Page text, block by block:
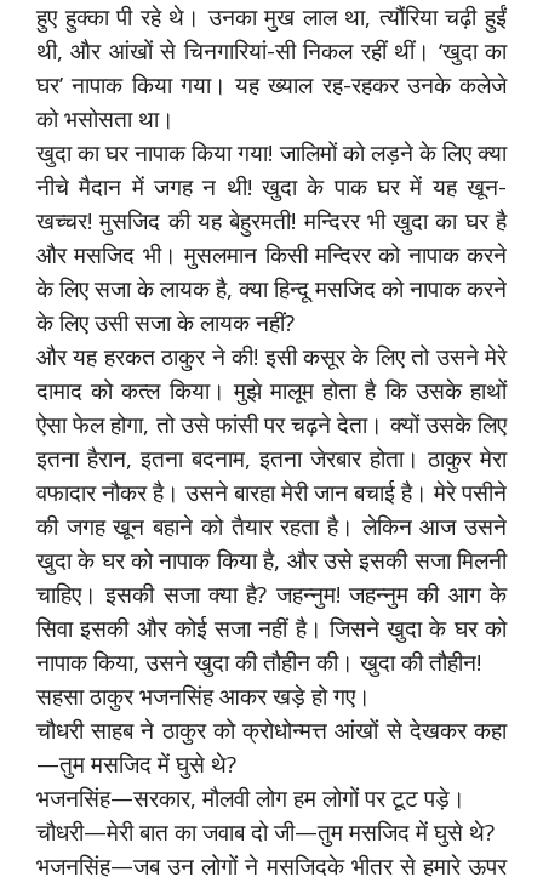
हुए हुक्का पी रहे थे। उनका मुख लाल था, त्यौंरिया चढ़ी हुईं
थी, और आंखों से चिनगारियां-सी निकल रहीं थीं। ‘खुदा का
घर’ नापाक किया गया। यह ख्याल रह-रहकर उनके कलेजे
को भसोसता था।
खुदा का घर नापाक किया गया! जालिमों को लड़ने के लिए क्या
नीचे मैदान में जगह न थी! खुदा के पाक घर में यह खून-
खच्चर! मुसजिद की यह बेहुरमती! मन्दिरर भी खुदा का घर है
और मसजिद भी। मुसलमान किसी मन्दिरर को नापाक करने
के लिए सजा के लायक है, क्या हिन्दू मसजिद को नापाक करने
के लिए उसी सजा के लायक नहीं?
और यह हरकत ठाकुर ने की! इसी कसूर के लिए तो उसने मेरे
दामाद को कत्ल किया। मुझे मालूम होता है कि उसके हाथों
ऐसा फेल होगा, तो उसे फांसी पर चढ़ने देता। क्यों उसके लिए
इतना हैरान, इतना बदनाम, इतना जेरबार होता। ठाकुर मेरा
वफादार नौकर है। उसने बारहा मेरी जान बचाई है। मेरे पसीने
की जगह खून बहाने को तैयार रहता है। लेकिन आज उसने
खुदा के घर को नापाक किया है, और उसे इसकी सजा मिलनी
चाहिए। इसकी सजा क्या है? जहन्नुम! जहन्नुम की आग के
सिवा इसकी और कोई सजा नहीं है। जिसने खुदा के घर को
नापाक किया, उसने खुदा की तौहीन की। खुदा की तौहीन!
सहसा ठाकुर भजनसिंह आकर खड़े हो गए।
चौधरी साहब ने ठाकुर को क्रोधोन्मत्त आंखों से देखकर कहा
—तुम मसजिद में घुसे थे?
भजनसिंह—सरकार, मौलवी लोग हम लोगों पर टूट पड़े।
चौधरी—मेरी बात का जवाब दो जी—तुम मसजिद में घुसे थे?
भजनसिंह—जब उन लोगों ने मसजिदके भीतर से हमारे ऊपर